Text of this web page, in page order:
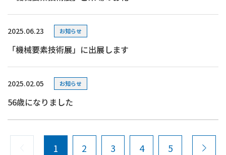
2025.06.23 お知らせ
「機械要素技術展」に出展します
2025.02.05 お知らせ
56歳になりました
1 2 3 4 5